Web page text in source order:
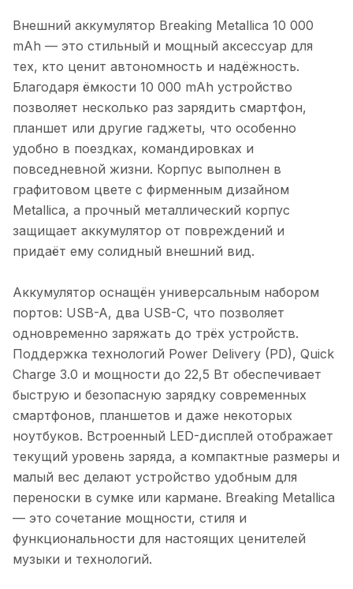
Внешний аккумулятор Breaking Metallica 10 000
mAh — это стильный и мощный аксессуар для
тех, кто ценит автономность и надёжность.
Благодаря ёмкости 10 000 mAh устройство
позволяет несколько раз зарядить смартфон,
планшет или другие гаджеты, что особенно
удобно в поездках, командировках и
повседневной жизни. Корпус выполнен в
графитовом цвете с фирменным дизайном
Metallica, а прочный металлический корпус
защищает аккумулятор от повреждений и
придаёт ему солидный внешний вид.
Аккумулятор оснащён универсальным набором
портов: USB-A, два USB-C, что позволяет
одновременно заряжать до трёх устройств.
Поддержка технологий Power Delivery (PD), Quick
Charge 3.0 и мощности до 22,5 Вт обеспечивает
быструю и безопасную зарядку современных
смартфонов, планшетов и даже некоторых
ноутбуков. Встроенный LED-дисплей отображает
текущий уровень заряда, а компактные размеры и
малый вес делают устройство удобным для
переноски в сумке или кармане. Breaking Metallica
— это сочетание мощности, стиля и
функциональности для настоящих ценителей
музыки и технологий.